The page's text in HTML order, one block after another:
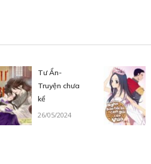
Tư Ẩn-
Truyện chưa
kể
26/05/2024